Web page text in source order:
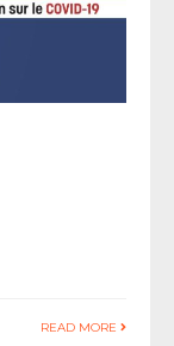
READ MORE